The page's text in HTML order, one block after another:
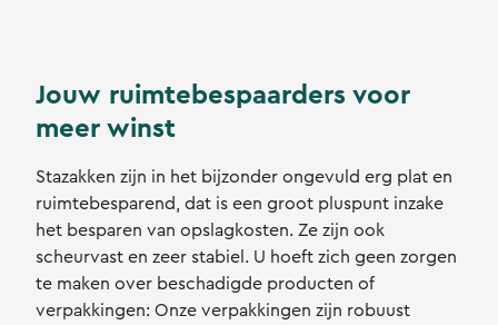
Jouw ruimtebespaarders voor
meer winst
Stazakken zijn in het bijzonder ongevuld erg plat en
ruimtebesparend, dat is een groot pluspunt inzake
het besparen van opslagkosten. Ze zijn ook
scheurvast en zeer stabiel. U hoeft zich geen zorgen
te maken over beschadigde producten of
verpakkingen: Onze verpakkingen zijn robuust